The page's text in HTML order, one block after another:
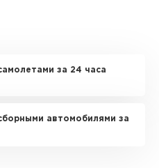
за 24 часа
автомобилями за